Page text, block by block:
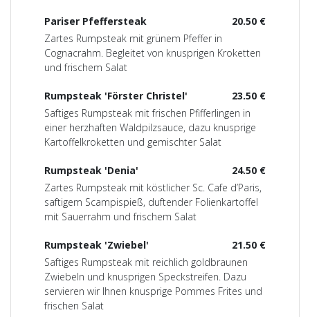
20.50 €
Pariser Pfeffersteak
Zartes Rumpsteak mit grünem Pfeffer in
Cognacrahm. Begleitet von knusprigen Kroketten
und frischem Salat
23.50 €
Rumpsteak 'Förster Christel'
Saftiges Rumpsteak mit frischen Pfifferlingen in
einer herzhaften Waldpilzsauce, dazu knusprige
Kartoffelkroketten und gemischter Salat
24.50 €
Rumpsteak 'Denia'
Zartes Rumpsteak mit köstlicher Sc. Cafe d’Paris,
saftigem Scampispieß, duftender Folienkartoffel
mit Sauerrahm und frischem Salat
21.50 €
Rumpsteak 'Zwiebel'
Saftiges Rumpsteak mit reichlich goldbraunen
Zwiebeln und knusprigen Speckstreifen. Dazu
servieren wir Ihnen knusprige Pommes Frites und
frischen Salat